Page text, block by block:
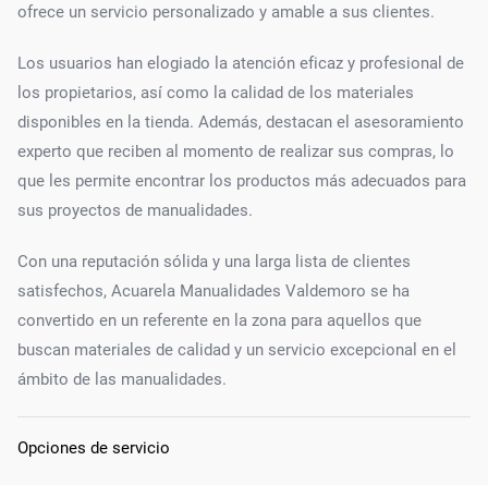
ofrece un servicio personalizado y amable a sus clientes.
Los usuarios han elogiado la atención eficaz y profesional de
los propietarios, así como la calidad de los materiales
disponibles en la tienda. Además, destacan el asesoramiento
experto que reciben al momento de realizar sus compras, lo
que les permite encontrar los productos más adecuados para
sus proyectos de manualidades.
Con una reputación sólida y una larga lista de clientes
satisfechos, Acuarela Manualidades Valdemoro se ha
convertido en un referente en la zona para aquellos que
buscan materiales de calidad y un servicio excepcional en el
ámbito de las manualidades.
Opciones de servicio